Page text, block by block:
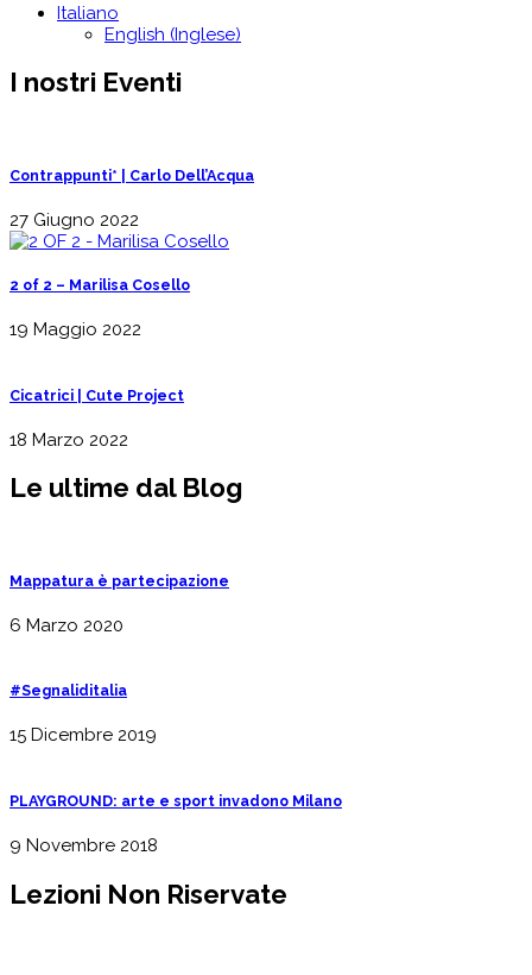
Italiano
English (Inglese)
I nostri Eventi
Contrappunti* | Carlo Dell’Acqua
27 Giugno 2022
2 of 2 – Marilisa Cosello
19 Maggio 2022
Cicatrici | Cute Project
18 Marzo 2022
Le ultime dal Blog
Mappatura è partecipazione
6 Marzo 2020
#Segnaliditalia
15 Dicembre 2019
PLAYGROUND: arte e sport invadono Milano
9 Novembre 2018
Lezioni Non Riservate